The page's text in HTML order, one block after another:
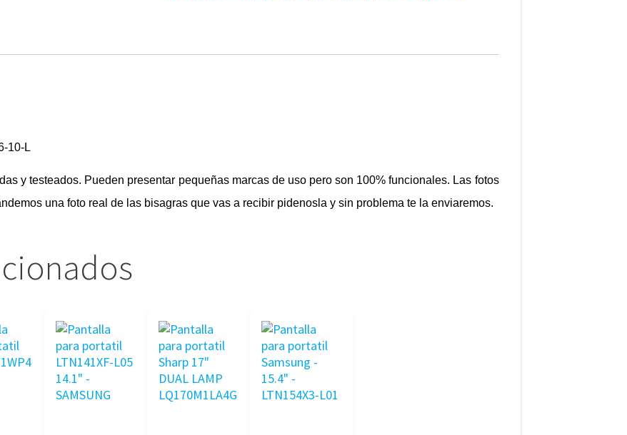
10-L
y testeados. Pueden presentar pequeñas marcas de uso pero son 100% funcionales. Las fotos
una foto real de las bisagras que vas a recibir pidenosla y sin problema te la enviaremos.